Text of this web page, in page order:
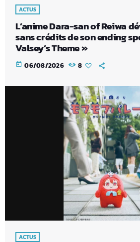
ACTUS
L’anime Dara-san of Reiwa
sans crédits de son ending
Valsey’s Theme »
today 06/08/2026 8
ACTUS